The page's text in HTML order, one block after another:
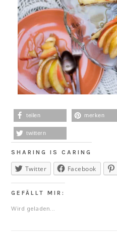
teilen merken
twittern
SHARING IS CARING
Twitter Facebook
GEFÄLLT MIR:
Wird geladen...